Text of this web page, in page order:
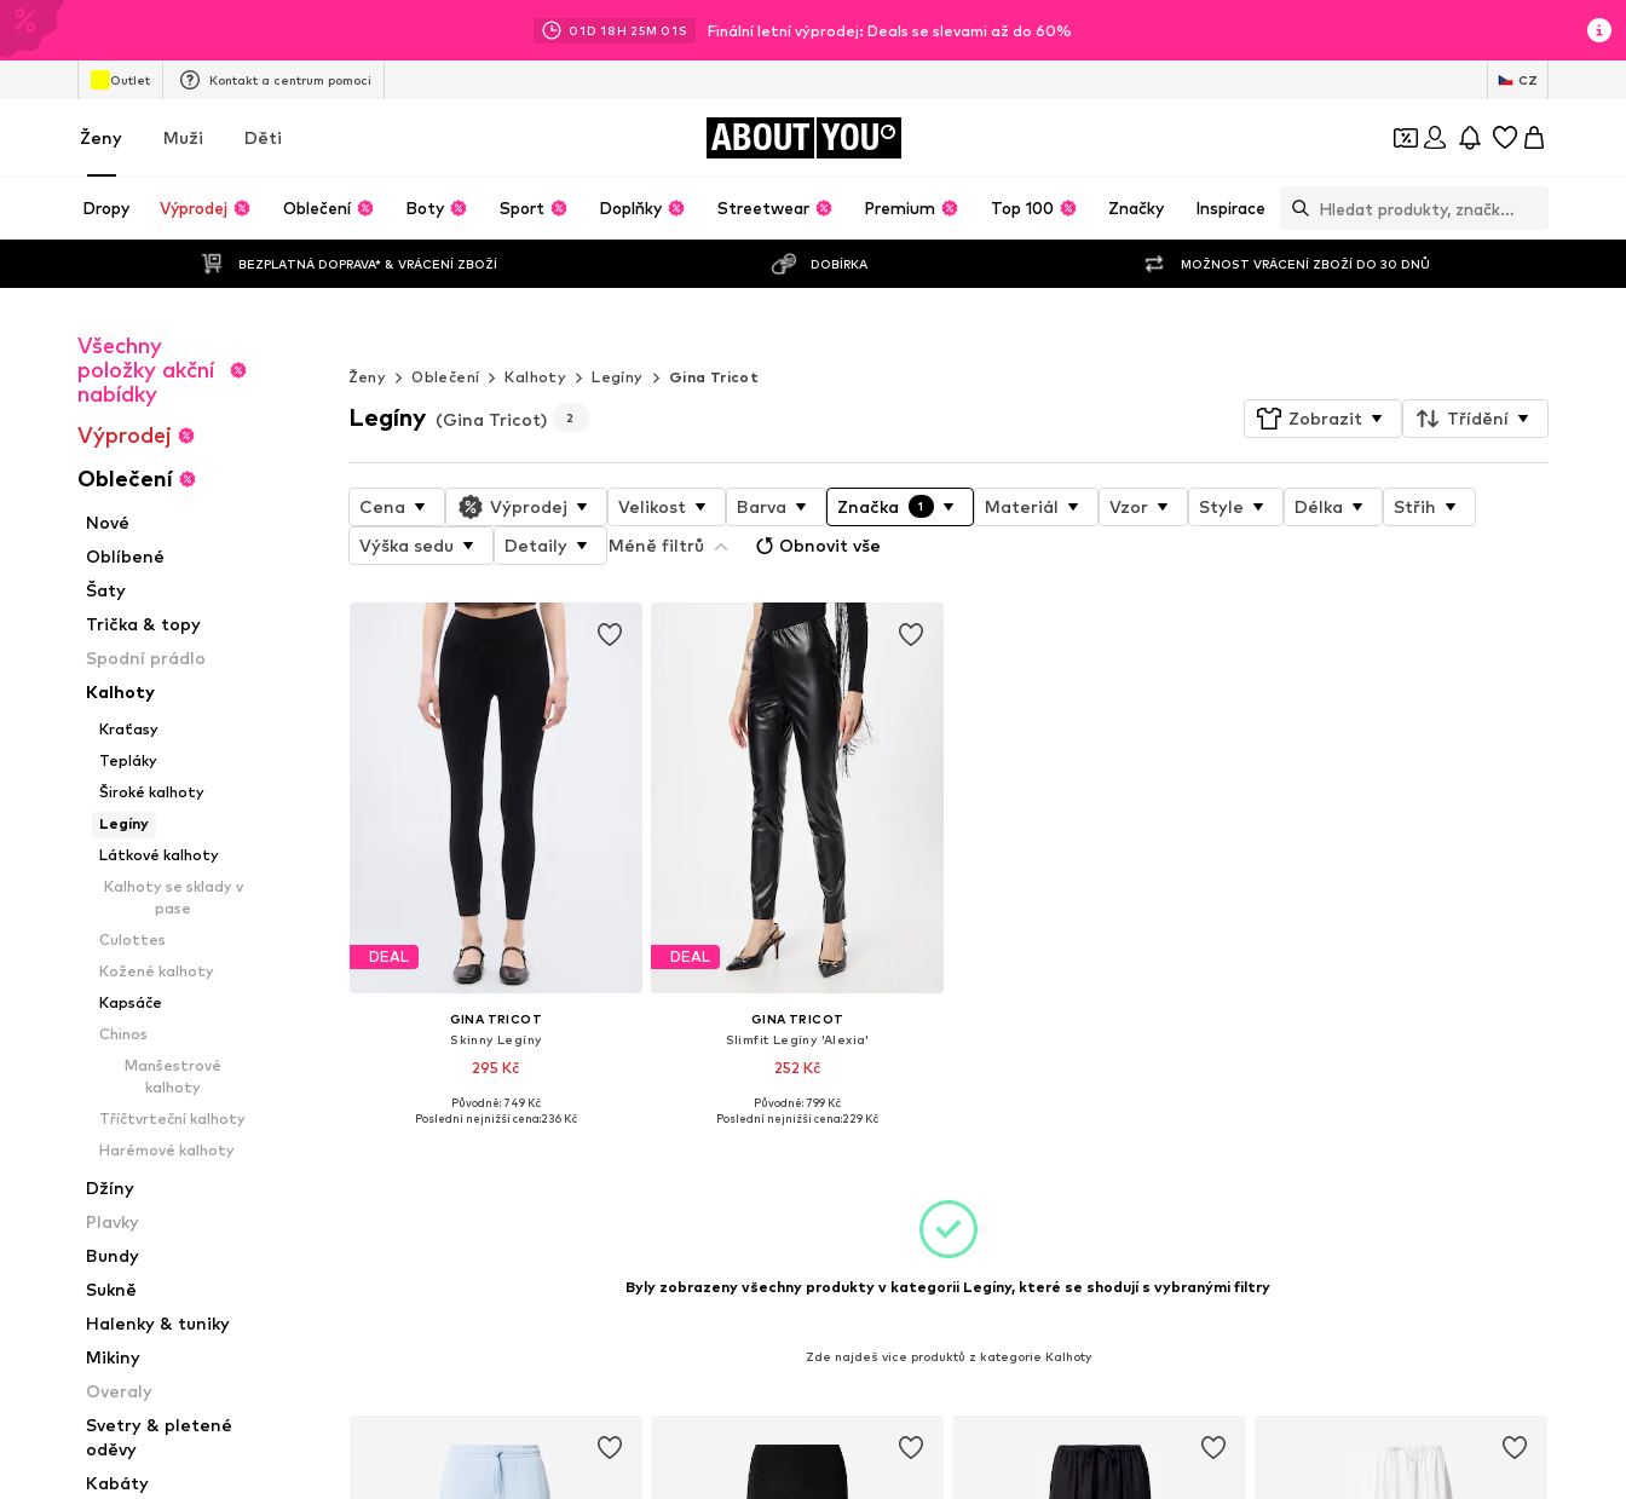
01D 18H 25M 00 S Finální letní výprodej: Deals se slevami až do 60%
Outlet Kontakt a centrum pomoci CZ
Ženy Muži Děti ABOUT YOU
Dropy Výprodej Oblečení Boty Sport Doplňky Streetwear Premium Top 100 Značky Inspirace
BEZPLATNÁ DOPRAVA* & VRÁCENÍ ZBOŽÍ DOBÍRKA MOŽNOST VRÁCENÍ ZBOŽÍ DO 30 DNŮ
Všechny
položky akční
nabídky
Výprodej
Oblečení
Nové
Oblíbené
Šaty
Trička & topy
Spodní prádlo
Kalhoty
Kraťasy
Tepláky
Široké kalhoty
Legíny
Látkové kalhoty
Kalhoty se sklady v
pase
Culottes
Kožené kalhoty
Kapsáče
Chinos
Manšestrové
kalhoty
Tříčtvrteční kalhoty
Harémové kalhoty
Džíny
Plavky
Bundy
Sukně
Halenky & tuniky
Mikiny
Overaly
Svetry & pletené
oděvy
Kabáty
Ženy
Oblečení Kalhoty Legíny Gina Tricot
Legíny (Gina Tricot) 2 Zobrazit Třídění
Cena Výprodej Velikost Barva Značka 1 Materiál Vzor Style Délka
Střih
Výška sedu
Detaily Méně filtrů Obnovit vše
DEAL
GINA TRICOT
Skinny Legíny
295 Kč
Dostupné velikosti: XS, S, M
Původně: 749 Kč
Poslední nejnižší cena:236 Kč
DEAL
GINA TRICOT
Slimfit Legíny 'Alexia'
252 Kč
Dostupné velikosti: XS
Původně: 799 Kč
Poslední nejnižší cena:229 Kč
Byly zobrazeny všechny produkty v kategorii Legíny, které se shodují s vybranými filtry
Zde najdeš více produktů z kategorie Kalhoty